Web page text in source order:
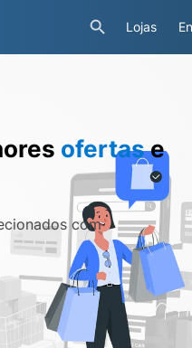
Lojas
ofertase
com